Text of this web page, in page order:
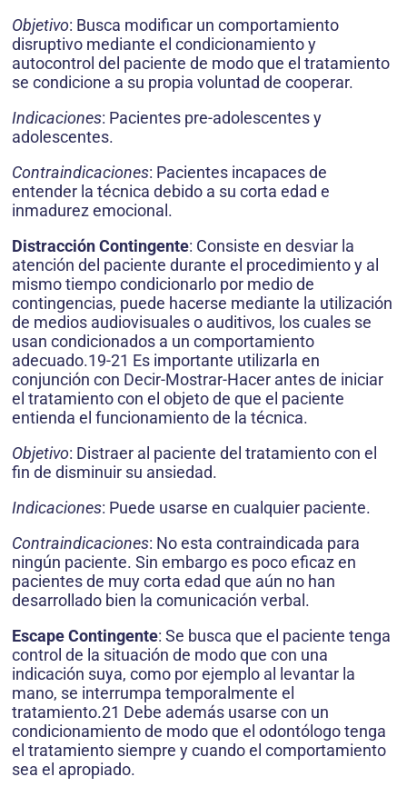
Objetivo: Busca modificar un comportamiento
disruptivo mediante el condicionamiento y
autocontrol del paciente de modo que el tratamiento
se condicione a su propia voluntad de cooperar.
Indicaciones: Pacientes pre-adolescentes y
adolescentes.
Contraindicaciones: Pacientes incapaces de
entender la técnica debido a su corta edad e
inmadurez emocional.
Distracción Contingente: Consiste en desviar la
atención del paciente durante el procedimiento y al
mismo tiempo condicionarlo por medio de
contingencias, puede hacerse mediante la utilización
de medios audiovisuales o auditivos, los cuales se
usan condicionados a un comportamiento
adecuado.19-21 Es importante utilizarla en
conjunción con Decir-Mostrar-Hacer antes de iniciar
el tratamiento con el objeto de que el paciente
entienda el funcionamiento de la técnica.
Objetivo: Distraer al paciente del tratamiento con el
fin de disminuir su ansiedad.
Indicaciones: Puede usarse en cualquier paciente.
Contraindicaciones: No esta contraindicada para
ningún paciente. Sin embargo es poco eficaz en
pacientes de muy corta edad que aún no han
desarrollado bien la comunicación verbal.
Escape Contingente: Se busca que el paciente tenga
control de la situación de modo que con una
indicación suya, como por ejemplo al levantar la
mano, se interrumpa temporalmente el
tratamiento.21 Debe además usarse con un
condicionamiento de modo que el odontólogo tenga
el tratamiento siempre y cuando el comportamiento
sea el apropiado.